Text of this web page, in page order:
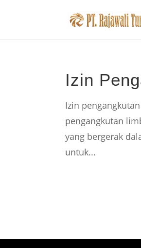
Izin
Izin
pengangkutan
yang bergerak
untuk...